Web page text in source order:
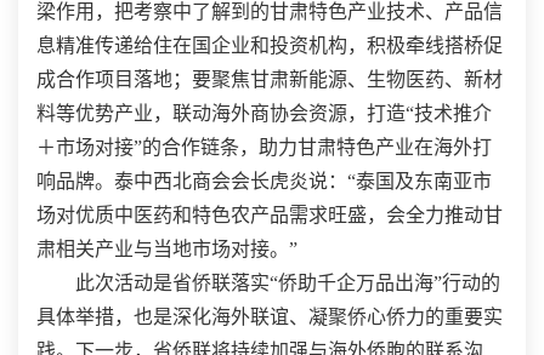
梁作用，把考察中了解到的甘肃特色产业技术、产品信
息精准传递给住在国企业和投资机构，积极牵线搭桥促
成合作项目落地；要聚焦甘肃新能源、生物医药、新材
料等优势产业，联动海外商协会资源，打造“技术推介
＋市场对接”的合作链条，助力甘肃特色产业在海外打
响品牌。泰中西北商会会长虎炎说：“泰国及东南亚市
场对优质中医药和特色农产品需求旺盛，会全力推动甘
肃相关产业与当地市场对接。”
此次活动是省侨联落实“侨助千企万品出海”行动的
具体举措，也是深化海外联谊、凝聚侨心侨力的重要实